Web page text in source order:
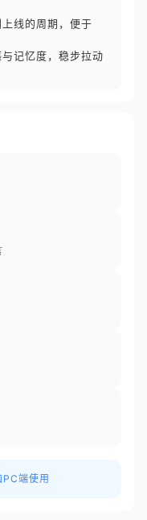
线的周期，便于
记忆度，稳步拉动
端使用